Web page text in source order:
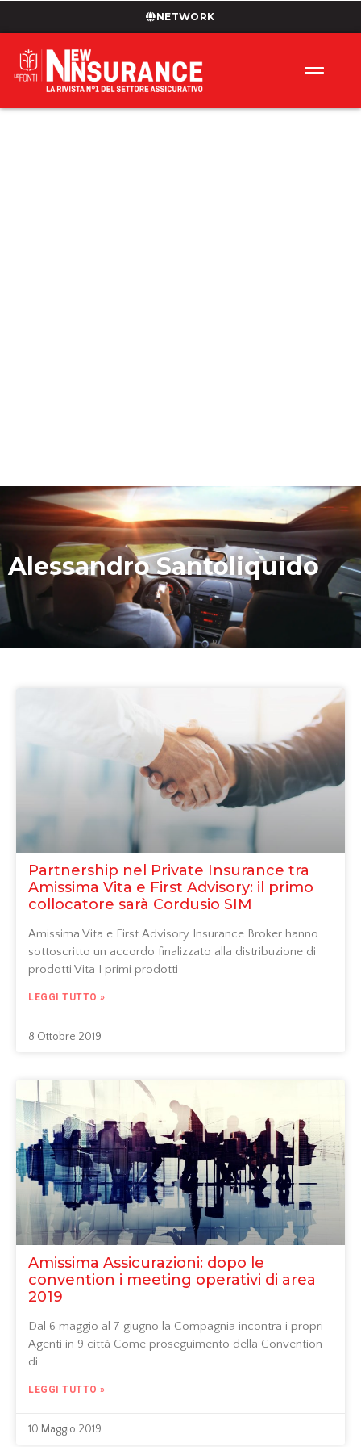
NETWORK
Alessandro Santoliquido
Partnership nel Private Insurance tra
Amissima Vita e First Advisory: il primo
collocatore sarà Cordusio SIM
Amissima Vita e First Advisory Insurance Broker hanno
sottoscritto un accordo finalizzato alla distribuzione di
prodotti Vita I primi prodotti
LEGGI TUTTO »
8 Ottobre 2019
Amissima Assicurazioni: dopo le
convention i meeting operativi di area
2019
Dal 6 maggio al 7 giugno la Compagnia incontra i propri
Agenti in 9 città Come proseguimento della Convention
di
LEGGI TUTTO »
10 Maggio 2019